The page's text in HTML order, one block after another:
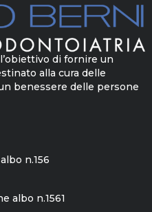
di fornire un
alla cura delle
benessere delle persone
n.156
albo n.1561